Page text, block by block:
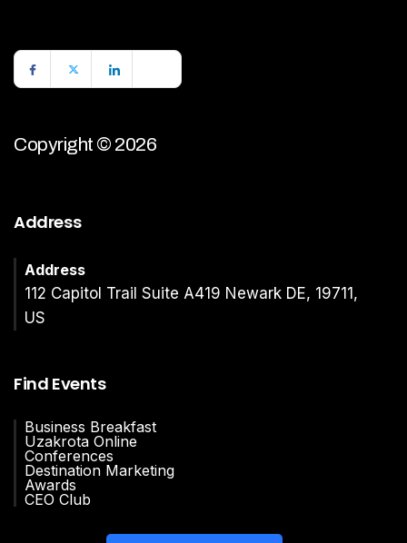
Copyright © 2026
Address
Address
112 Capitol Trail Suite A419 Newark DE, 19711,
US
Find Events
Business Breakfast
Uzakrota Online
Conferences
Destination Marketing
Awards
CEO Club